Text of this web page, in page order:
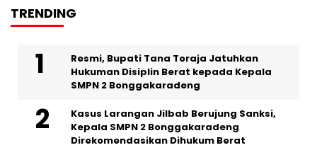
TRENDING
Resmi, Bupati Tana Toraja Jatuhkan
Hukuman Disiplin Berat kepada Kepala
SMPN 2 Bonggakaradeng
Kasus Larangan Jilbab Berujung Sanksi,
Kepala SMPN 2 Bonggakaradeng
Direkomendasikan Dihukum Berat